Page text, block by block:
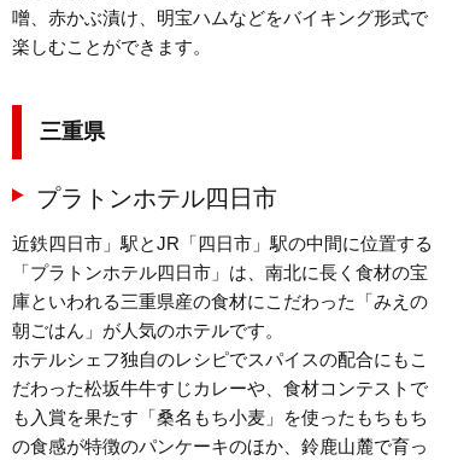
噌、赤かぶ漬け、明宝ハムなどをバイキング形式で
楽しむことができます。
三重県
プラトンホテル四日市
近鉄四日市」駅とJR「四日市」駅の中間に位置する
「プラトンホテル四日市」は、南北に長く食材の宝
庫といわれる三重県産の食材にこだわった「みえの
朝ごはん」が人気のホテルです。
ホテルシェフ独自のレシピでスパイスの配合にもこ
だわった松坂牛牛すじカレーや、食材コンテストで
も入賞を果たす「桑名もち小麦」を使ったもちもち
の食感が特徴のパンケーキのほか、鈴鹿山麓で育っ